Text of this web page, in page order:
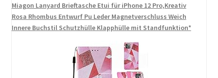
Miagon Lanyard Brieftasche Etui für iPhone 12 Pro,Kreativ
Rosa Rhombus Entwurf Pu Leder Magnetverschluss Weich
Innere Buchstil Schutzhülle Klapphülle mit Standfunktion*